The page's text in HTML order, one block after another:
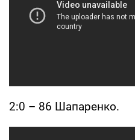
2:0 – 86 Шапаренко.